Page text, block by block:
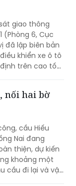
6, Cục
đã lập biên bản
khiển xe ô tô
trên cao tốc
nối hai bờ
cầu Hiếu
Nai đang
thiện, dự kiến
khoảng một
cầu đi lại và vận
Nhà máy Thủy
di dời lịch